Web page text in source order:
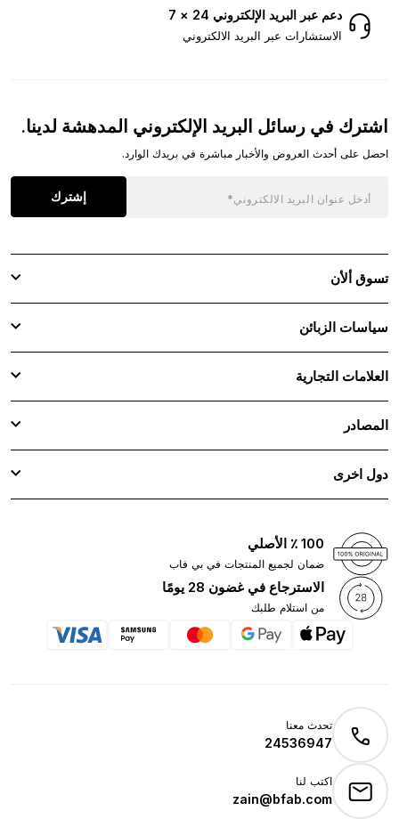
دعم عبر البريد الإلكتروني 24 × 7
الاستشارات عبر البريد الالكتروني
اشترك في رسائل البريد الإلكتروني المدهشة لدينا.
احصل على أحدث العروض والأخبار مباشرة في بريدك الوارد.
إشترك
تسوق ألأن
سياسات الزبائن
العلامات التجارية
المصادر
دول اخرى
100 ٪ الأصلي
ضمان لجميع المنتجات في بي فاب
الاسترجاع في غضون 28 يومًا
من استلام طلبك
تحدث معنا
24536947
اكتب لنا
zain@bfab.com